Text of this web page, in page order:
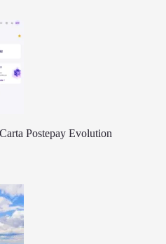
Postepay Evolution